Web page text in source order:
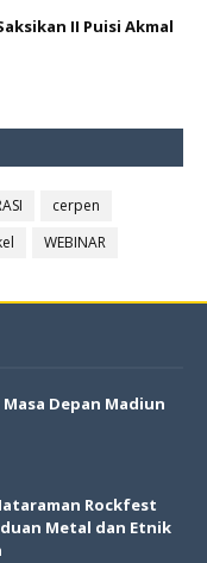
II Puisi Akmal
cerpen
WEBINAR
Depan Madiun
Rockfest
Metal dan Etnik